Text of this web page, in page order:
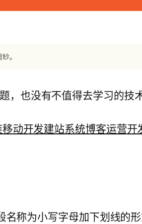
。
，也没有不值得去学习的技
移动开发建站系统博客运营开
称为小写字母加下划线的